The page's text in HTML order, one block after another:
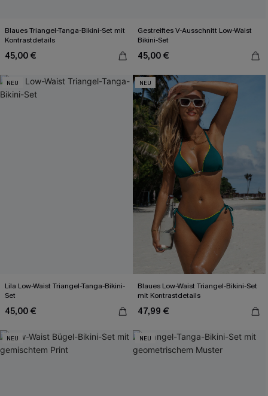
Blaues Triangel-Tanga-Bikini-Set mit
Kontrastdetails
45,00 €
Gestreiftes V-Ausschnitt Low-Waist
Bikini-Set
45,00 €
NEU
Lila Low-Waist Triangel-Tanga-Bikini-
Set
45,00 €
NEU
Blaues Low-Waist Triangel-Bikini-Set
mit Kontrastdetails
47,99 €
NEU NEU